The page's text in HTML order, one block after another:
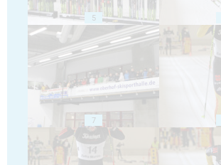
5
7